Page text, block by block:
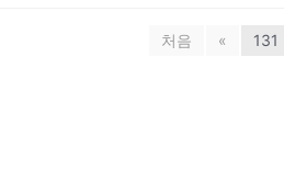
처음 « 131